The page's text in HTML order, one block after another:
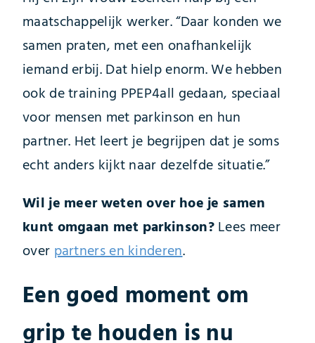
maatschappelijk werker. “Daar konden we
samen praten, met een onafhankelijk
iemand erbij. Dat hielp enorm. We hebben
ook de training PPEP4all gedaan, speciaal
voor mensen met parkinson en hun
partner. Het leert je begrijpen dat je soms
echt anders kijkt naar dezelfde situatie.”
Wil je meer weten over hoe je samen
kunt omgaan met parkinson?Lees meer
over partners en kinderen.
Een goed moment om
grip te houden is nu